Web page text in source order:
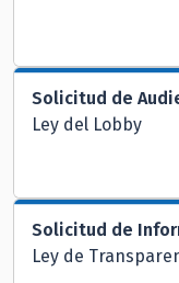
Solicitud de
Ley del Lobby
Solicitud de
Ley de